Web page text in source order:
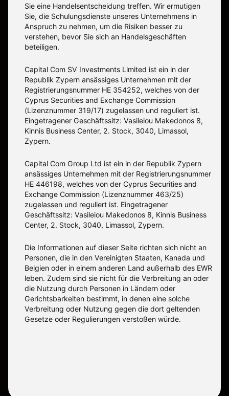
Sie eine Handelsentscheidung treffen. Wir ermutigen
Sie, die Schulungsdienste unseres Unternehmens in
Anspruch zu nehmen, um die Risiken besser zu
verstehen, bevor Sie sich an Handelsgeschäften
beteiligen.
Capital Com SV Investments Limited ist ein in der
Republik Zypern ansässiges Unternehmen mit der
Registrierungsnummer HE 354252, welches von der
Cyprus Securities and Exchange Commission
(Lizenznummer 319/17) zugelassen und reguliert ist.
Eingetragener Geschäftssitz: Vasileiou Makedonos 8,
Kinnis Business Center, 2. Stock, 3040, Limassol,
Zypern.
Capital Com Group Ltd ist ein in der Republik Zypern
ansässiges Unternehmen mit der Registrierungsnummer
ΗΕ 446198, welches von der Cyprus Securities and
Exchange Commission (Lizenznummer 463/25)
zugelassen und reguliert ist. Eingetragener
Geschäftssitz: Vasileiou Makedonos 8, Kinnis Business
Center, 2. Stock, 3040, Limassol, Zypern.
Die Informationen auf dieser Seite richten sich nicht an
Personen, die in den Vereinigten Staaten, Kanada und
Belgien oder in einem anderen Land außerhalb des EWR
leben. Zudem sind sie nicht für die Verbreitung an oder
die Nutzung durch Personen in Ländern oder
Gerichtsbarkeiten bestimmt, in denen eine solche
Verbreitung oder Nutzung gegen die dort geltenden
Gesetze oder Regulierungen verstoßen würde.